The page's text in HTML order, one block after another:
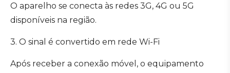
O aparelho se conecta às redes 3G, 4G ou 5G
disponíveis na região.
3. O sinal é convertido em rede Wi-Fi
Após receber a conexão móvel, o equipamento